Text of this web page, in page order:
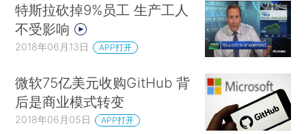
特斯拉砍掉9%员工 生产工人
不受影响
2018年06月13日 APP打开
微软75亿美元收购GitHub 背
后是商业模式转变
2018年06月05日 APP打开